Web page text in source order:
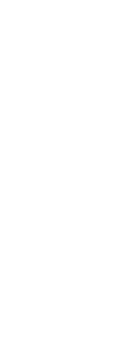
ている私たちは、
うすべきかを考える責任が